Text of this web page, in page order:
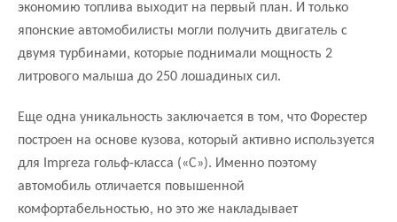
экономию топлива выходит на первый план. И только
японские автомобилисты могли получить двигатель с
двумя турбинами, которые поднимали мощность 2
литрового малыша до 250 лошадиных сил.
Еще одна уникальность заключается в том, что Форестер
построен на основе кузова, который активно используется
для Impreza гольф-класса («С»). Именно поэтому
автомобиль отличается повышенной
комфортабельностью, но это же накладывает